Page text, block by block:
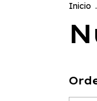
Inicio .